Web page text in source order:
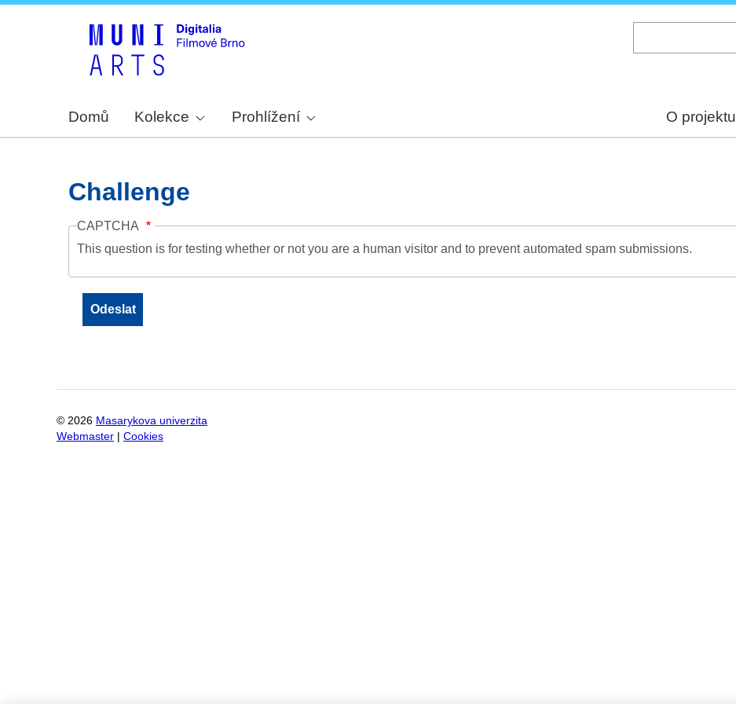
Domů Kolekce Prohlížení O projektu
Challenge
CAPTCHA
This question is for testing whether or not you are a human visitor and to prevent automated spam submissions.
© 2026 Masarykova univerzita
Webmaster
Cookies